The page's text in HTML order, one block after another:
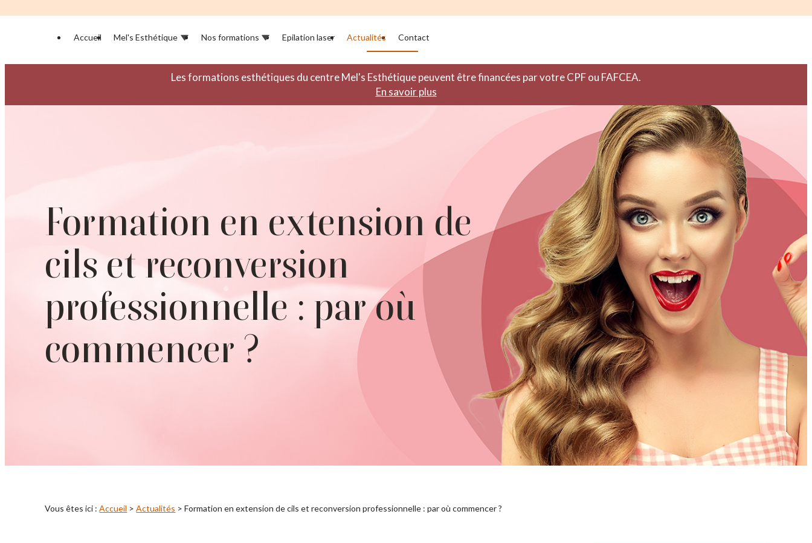
Accueil Mel's Esthétique Nos formations Epilation laser Actualités Contact
Les formations esthétiques du centre Mel's Esthétique peuvent être financées par votre CPF ou FAFCEA.
En savoir plus
Formation en extension de
cils et reconversion
professionnelle : par où
commencer ?
Vous êtes ici : Accueil >Actualités > Formation en extension de cils et reconversion professionnelle : par où commencer ?